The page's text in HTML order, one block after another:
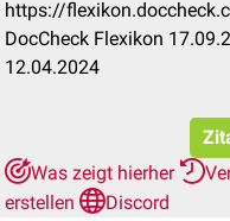
https://
DocCheck Flexikon
12.04.2024
Was zeigt hierher
erstellen
Discord